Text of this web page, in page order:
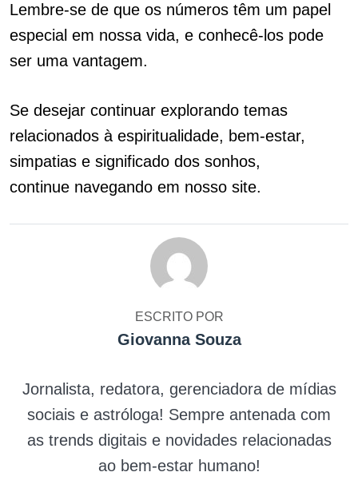
Lembre-se de que os números têm um papel
especial em nossa vida, e conhecê-los pode
ser uma vantagem.
Se desejar continuar explorando temas
relacionados à espiritualidade, bem-estar,
simpatias e significado dos sonhos,
continue navegando em nosso site.
ESCRITO POR
Giovanna Souza
Jornalista, redatora, gerenciadora de mídias
sociais e astróloga! Sempre antenada com
as trends digitais e novidades relacionadas
ao bem-estar humano!